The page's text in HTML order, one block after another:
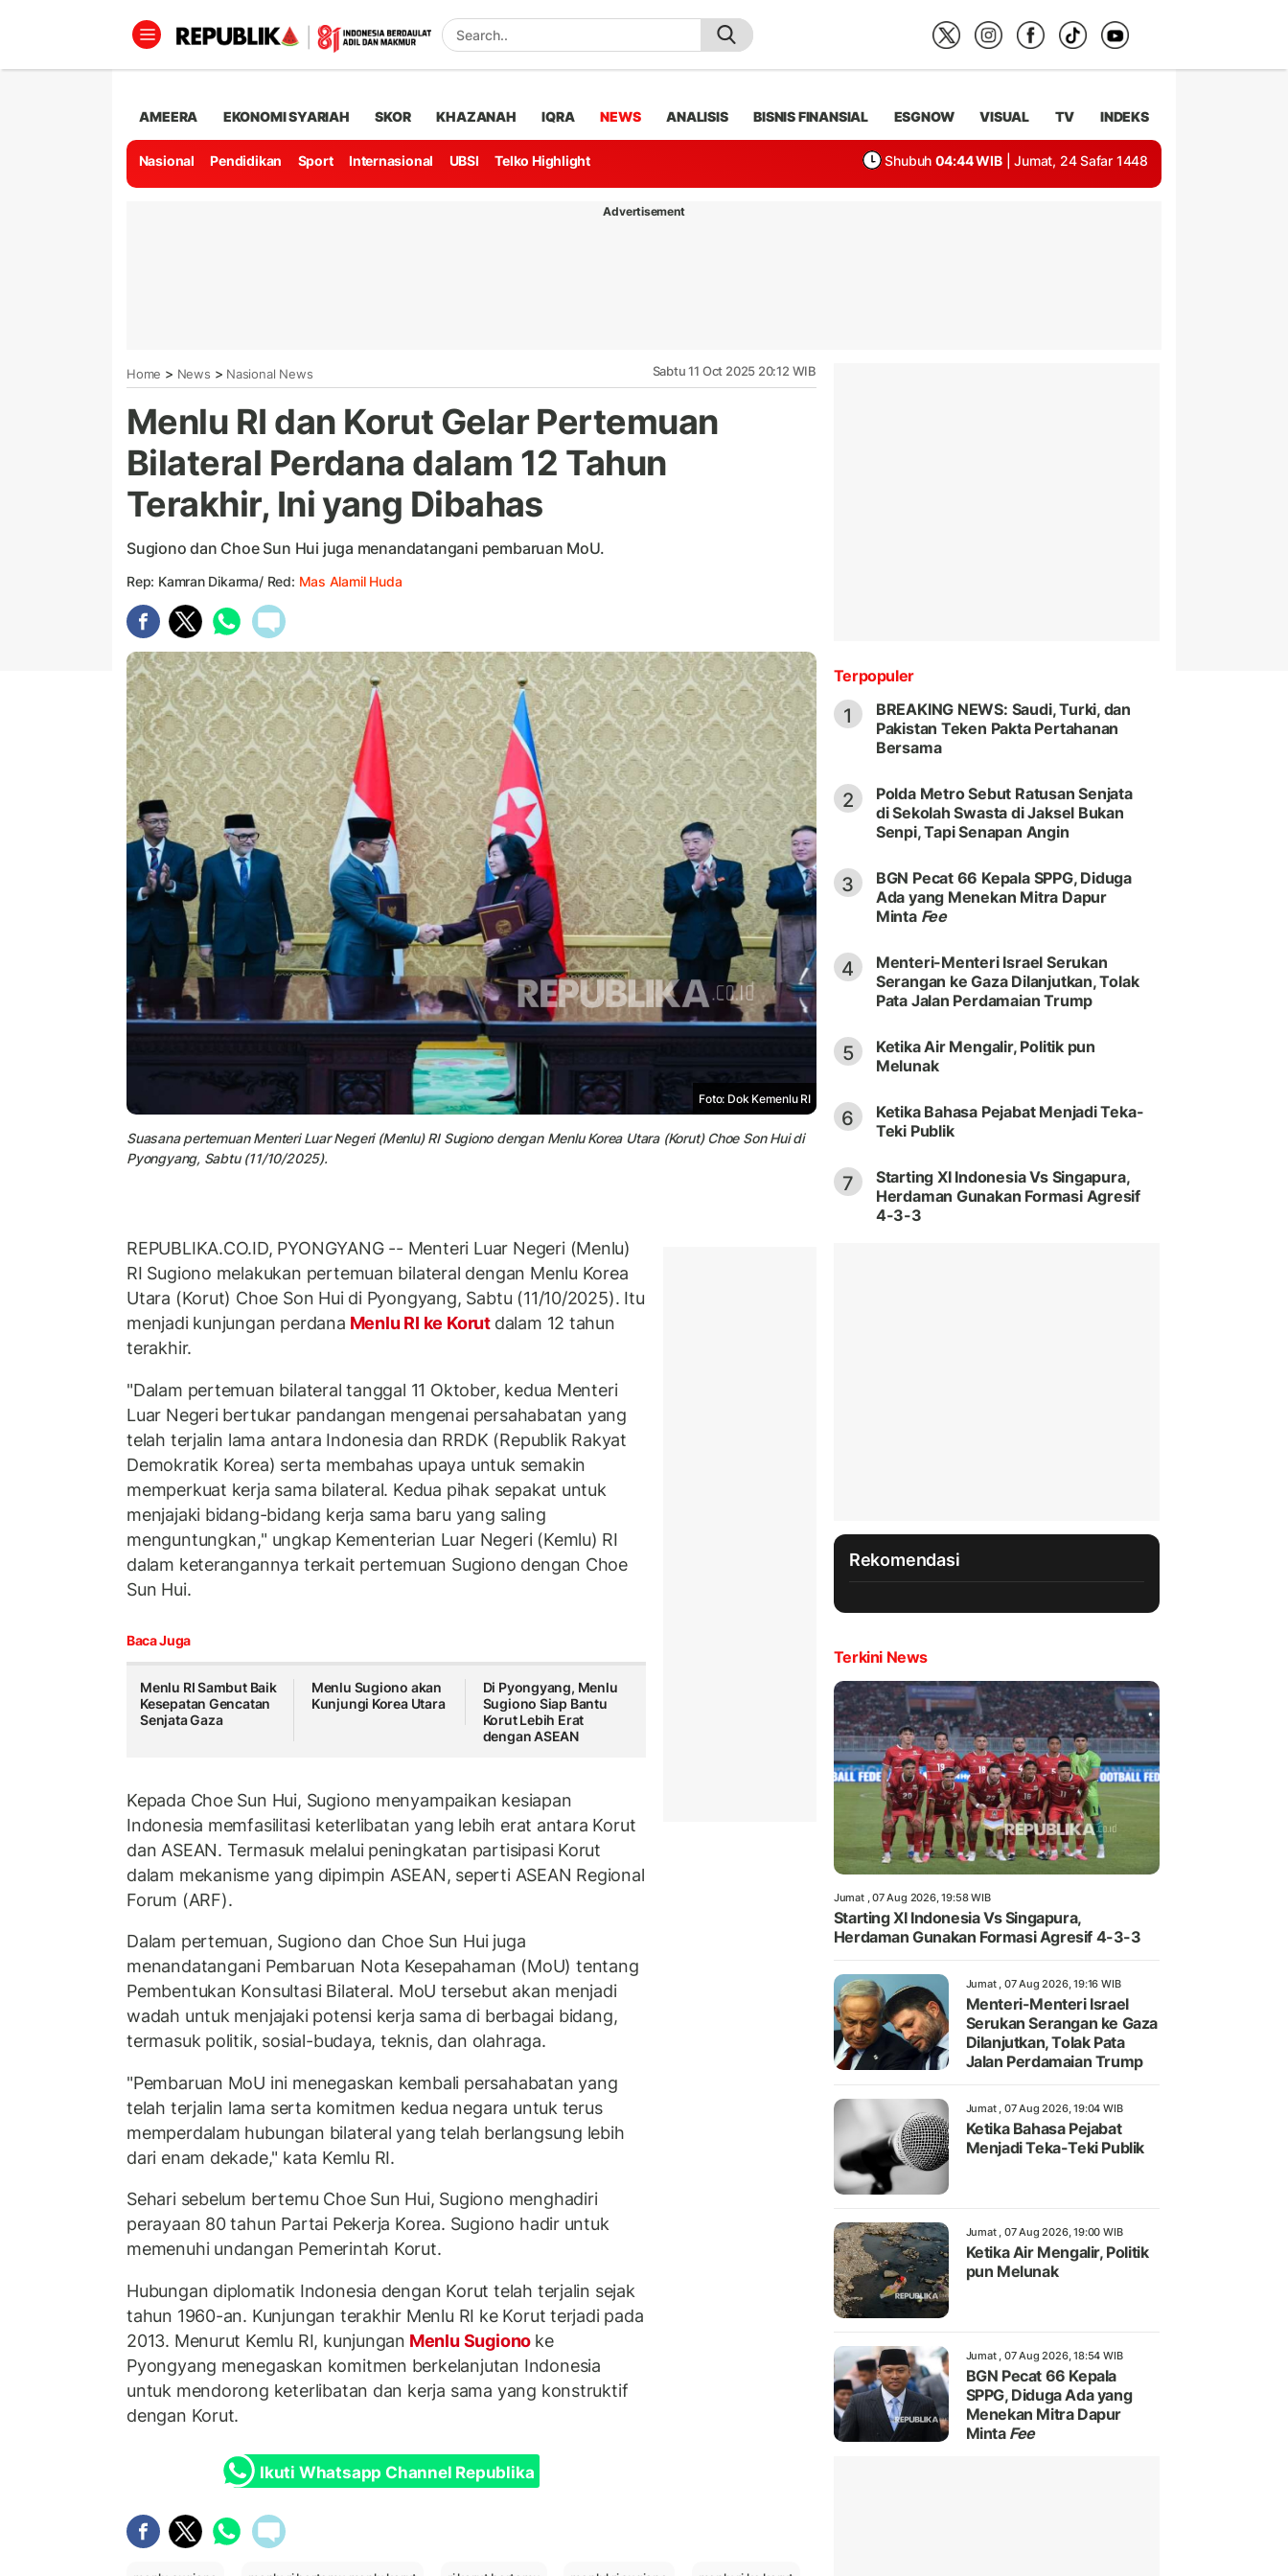
AMEERA EKONOMI SYARIAH SKOR KHAZANAH IQRA NEWS ANALISIS BISNIS FINANSIAL ESGNOW VISUAL TV INDEKS
Nasional Pendidikan Sport Internasional UBSI Telko Highlight Shubuh 04:44 WIB | Jumat, 24 Safar 1448
Advertisement
Home > News > Nasional News Sabtu 11 Oct 2025 20:12 WIB
Menlu RI dan Korut Gelar Pertemuan
Bilateral Perdana dalam 12 Tahun
Terakhir, Ini yang Dibahas
Sugiono dan Choe Sun Hui juga menandatangani pembaruan MoU.
Rep: Kamran Dikarma/ Red: Mas Alamil Huda
Foto: Dok Kemenlu RI
Suasana pertemuan Menteri Luar Negeri (Menlu) RI Sugiono dengan Menlu Korea Utara (Korut) Choe Son Hui di
Pyongyang, Sabtu (11/10/2025).
REPUBLIKA.CO.ID, PYONGYANG -- Menteri Luar Negeri (Menlu)
RI Sugiono melakukan pertemuan bilateral dengan Menlu Korea
Utara (Korut) Choe Son Hui di Pyongyang, Sabtu (11/10/2025). Itu
menjadi kunjungan perdana Menlu RI ke Korut dalam 12 tahun
terakhir.
"Dalam pertemuan bilateral tanggal 11 Oktober, kedua Menteri
Luar Negeri bertukar pandangan mengenai persahabatan yang
telah terjalin lama antara Indonesia dan RRDK (Republik Rakyat
Demokratik Korea) serta membahas upaya untuk semakin
memperkuat kerja sama bilateral. Kedua pihak sepakat untuk
menjajaki bidang-bidang kerja sama baru yang saling
menguntungkan," ungkap Kementerian Luar Negeri (Kemlu) RI
dalam keterangannya terkait pertemuan Sugiono dengan Choe
Sun Hui.
Baca Juga
Menlu RI Sambut Baik
Kesepatan Gencatan
Senjata Gaza
Menlu Sugiono akan
Kunjungi Korea Utara
Di Pyongyang, Menlu
Sugiono Siap Bantu
Korut Lebih Erat
dengan ASEAN
Kepada Choe Sun Hui, Sugiono menyampaikan kesiapan
Indonesia memfasilitasi keterlibatan yang lebih erat antara Korut
dan ASEAN. Termasuk melalui peningkatan partisipasi Korut
dalam mekanisme yang dipimpin ASEAN, seperti ASEAN Regional
Forum (ARF).
Dalam pertemuan, Sugiono dan Choe Sun Hui juga
menandatangani Pembaruan Nota Kesepahaman (MoU) tentang
Pembentukan Konsultasi Bilateral. MoU tersebut akan menjadi
wadah untuk menjajaki potensi kerja sama di berbagai bidang,
termasuk politik, sosial-budaya, teknis, dan olahraga.
"Pembaruan MoU ini menegaskan kembali persahabatan yang
telah terjalin lama serta komitmen kedua negara untuk terus
memperdalam hubungan bilateral yang telah berlangsung lebih
dari enam dekade," kata Kemlu RI.
Sehari sebelum bertemu Choe Sun Hui, Sugiono menghadiri
perayaan 80 tahun Partai Pekerja Korea. Sugiono hadir untuk
memenuhi undangan Pemerintah Korut.
Hubungan diplomatik Indonesia dengan Korut telah terjalin sejak
tahun 1960-an. Kunjungan terakhir Menlu RI ke Korut terjadi pada
2013. Menurut Kemlu RI, kunjungan Menlu Sugiono ke
Pyongyang menegaskan komitmen berkelanjutan Indonesia
untuk mendorong keterlibatan dan kerja sama yang konstruktif
dengan Korut.
Ikuti Whatsapp Channel Republika
Terpopuler
1
BREAKING NEWS: Saudi, Turki, dan
Pakistan Teken Pakta Pertahanan
Bersama
2
Polda Metro Sebut Ratusan Senjata
di Sekolah Swasta di Jaksel Bukan
Senpi, Tapi Senapan Angin
3
BGN Pecat 66 Kepala SPPG, Diduga
Ada yang Menekan Mitra Dapur
Minta Fee
4
Menteri-Menteri Israel Serukan
Serangan ke Gaza Dilanjutkan, Tolak
Pata Jalan Perdamaian Trump
5
Ketika Air Mengalir, Politik pun
Melunak
6
Ketika Bahasa Pejabat Menjadi Teka-
Teki Publik
7
Starting XI Indonesia Vs Singapura,
Herdaman Gunakan Formasi Agresif
4-3-3
Rekomendasi
Terkini News
Jumat , 07 Aug 2026, 19:58 WIB
Starting XI Indonesia Vs Singapura,
Herdaman Gunakan Formasi Agresif 4-3-3
Jumat , 07 Aug 2026, 19:16 WIB
Menteri-Menteri Israel
Serukan Serangan ke Gaza
Dilanjutkan, Tolak Pata
Jalan Perdamaian Trump
Jumat , 07 Aug 2026, 19:04 WIB
Ketika Bahasa Pejabat
Menjadi Teka-Teki Publik
Jumat , 07 Aug 2026, 19:00 WIB
Ketika Air Mengalir, Politik
pun Melunak
Jumat , 07 Aug 2026, 18:54 WIB
BGN Pecat 66 Kepala
SPPG, Diduga Ada yang
Menekan Mitra Dapur
Minta Fee